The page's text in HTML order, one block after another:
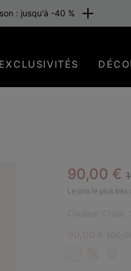
: jusqu'à -40 %
EXCLUSIVITÉS
Sale
90,00 €
Le prix le plus bas